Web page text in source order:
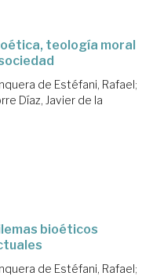
teología moral
de Estéfani, Rafael;
Díaz, Javier de la
bioéticos
de Estéfani, Rafael;